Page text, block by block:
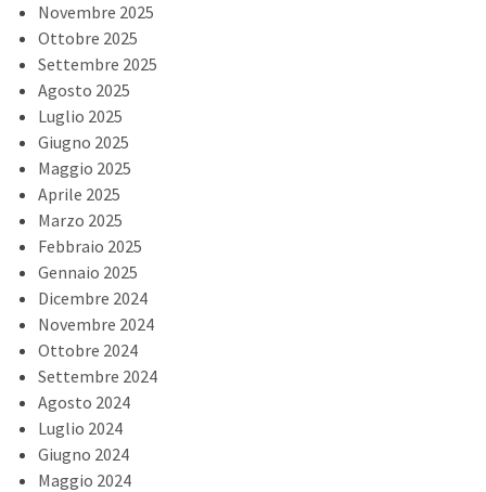
Novembre 2025
Ottobre 2025
Settembre 2025
Agosto 2025
Luglio 2025
Giugno 2025
Maggio 2025
Aprile 2025
Marzo 2025
Febbraio 2025
Gennaio 2025
Dicembre 2024
Novembre 2024
Ottobre 2024
Settembre 2024
Agosto 2024
Luglio 2024
Giugno 2024
Maggio 2024